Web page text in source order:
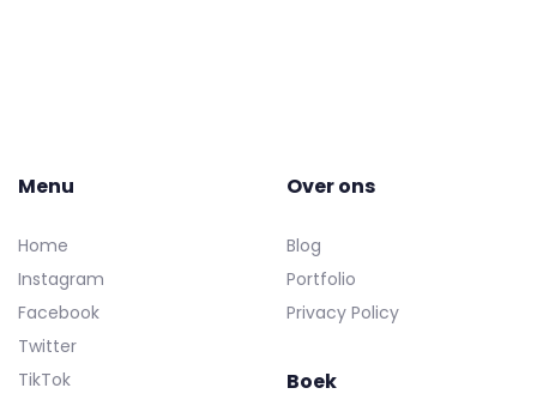
Menu
Home
Instagram
Facebook
Twitter
TikTok
Over ons
Blog
Portfolio
Privacy Policy
Boek